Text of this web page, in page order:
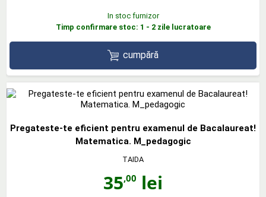
In stoc furnizor
Timp confirmare stoc: 1 - 2 zile lucratoare
cumpără
Pregateste-te eficient pentru examenul de Bacalaureat!
Matematica. M_pedagogic
TAIDA
35,00 lei